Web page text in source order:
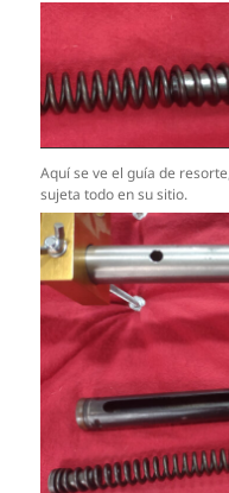
Aquí se ve el guía de
sujeta todo en su sitio.